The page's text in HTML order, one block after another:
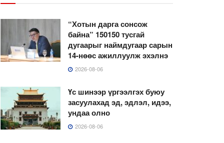
“Хотын дарга сонсож
байна” 150150 тусгай
дугаарыг наймдугаар сарын
14-нөөс ажиллуулж эхэлнэ
2026-08-06
Үс шинээр үргээлгэх буюу
засуулахад эд, эдлэл, идээ,
ундаа олно
2026-08-06